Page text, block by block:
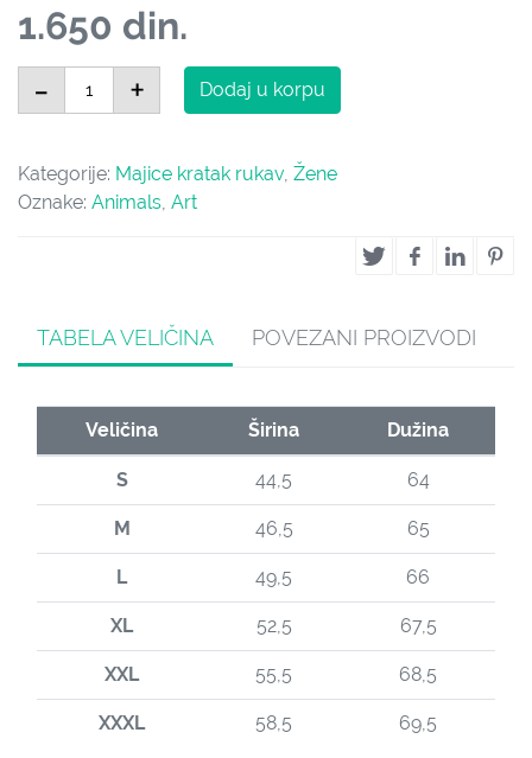
1.650 din.
-
The World Can Be Amazing količina
+ Dodaj u korpu
Kategorije: Majice kratak rukav, Žene
Oznake: Animals, Art
TABELA VELIČINA POVEZANI PROIZVODI
Veličina Širina Dužina
S 44,5 64
M 46,5 65
L 49,5 66
XL 52,5 67,5
XXL 55,5 68,5
XXXL 58,5 69,5